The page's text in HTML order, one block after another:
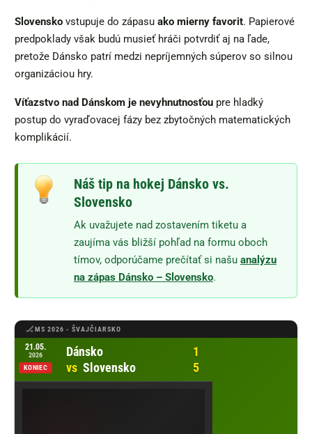
Slovensko vstupuje do zápasu ako mierny favorit. Papierové
predpoklady však budú musieť hráči potvrdiť aj na ľade,
pretože Dánsko patrí medzi nepríjemných súperov so silnou
organizáciou hry.
Víťazstvo nad Dánskom je nevyhnutnosťou pre hladký
postup do vyraďovacej fázy bez zbytočných matematických
komplikácií.
Náš tip na hokej Dánsko vs.
Slovensko
Ak uvažujete nad zostavením tiketu a
zaujíma vás bližší pohľad na formu oboch
tímov, odporúčame prečítať si našu analýzu
na zápas Dánsko – Slovensko.
MS 2026 - ŠVAJČIARSKO
Otvoriť zápas Dánsko vs Slovensko na Tipsporte
Dánsko
vs Slovensko
21.05.
2026
KONIEC